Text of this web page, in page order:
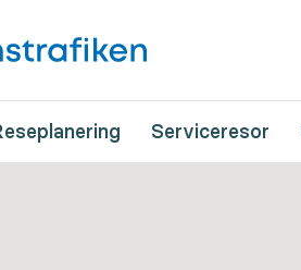
Serviceresor